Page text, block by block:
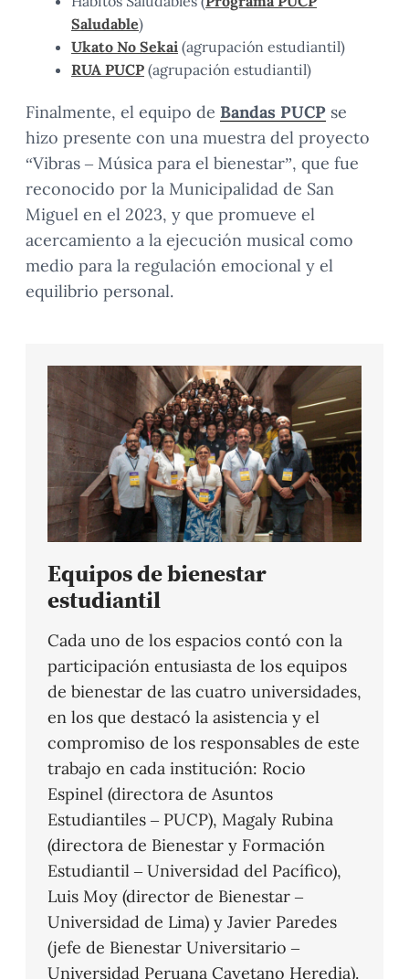
Saludable)
Ukato No Sekai (agrupación estudiantil)
RUA PUCP (agrupación estudiantil)
Finalmente, el equipo de Bandas PUCP se
hizo presente con una muestra del proyecto
“Vibras – Música para el bienestar”, que fue
reconocido por la Municipalidad de San
Miguel en el 2023, y que promueve el
acercamiento a la ejecución musical como
medio para la regulación emocional y el
equilibrio personal.
Equipos de bienestar
estudiantil
Cada uno de los espacios contó con la
participación entusiasta de los equipos
de bienestar de las cuatro universidades,
en los que destacó la asistencia y el
compromiso de los responsables de este
trabajo en cada institución: Rocio
Espinel (directora de Asuntos
Estudiantiles – PUCP), Magaly Rubina
(directora de Bienestar y Formación
Estudiantil – Universidad del Pacífico),
Luis Moy (director de Bienestar –
Universidad de Lima) y Javier Paredes
(jefe de Bienestar Universitario –
Universidad Peruana Cayetano Heredia).